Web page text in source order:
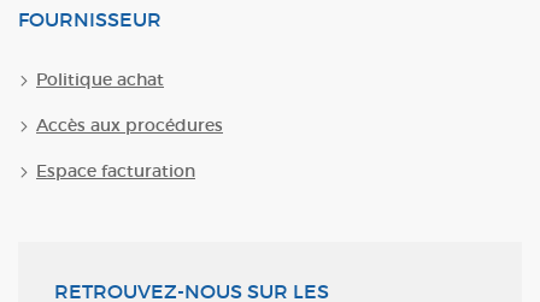
FOURNISSEUR
Politique achat
Accès aux procédures
Espace facturation
RETROUVEZ-NOUS SUR LES